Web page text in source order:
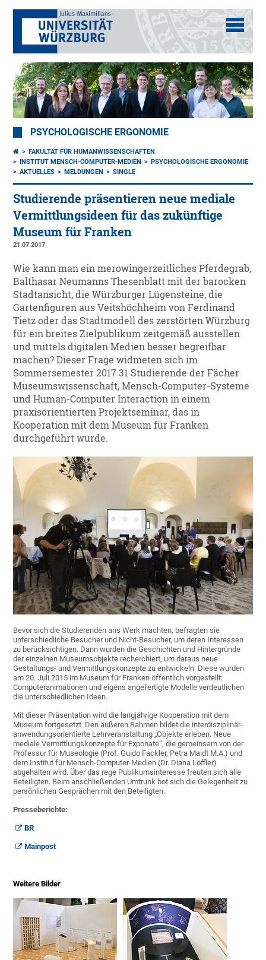
PSYCHOLOGISCHE ERGONOMIE
FAKULTÄT FÜR HUMANWISSENSCHAFTEN
INSTITUT MENSCH-COMPUTER-MEDIEN
PSYCHOLOGISCHE ERGONOMIE
AKTUELLES
MELDUNGEN SINGLE
Studierende präsentieren neue mediale
Vermittlungsideen für das zukünftige
Museum für Franken
21.07.2017
Wie kann man ein merowingerzeitliches Pferdegrab,
Balthasar Neumanns Thesenblatt mit der barocken
Stadtansicht, die Würzburger Lügensteine, die
Gartenfiguren aus Veitshöchheim von Ferdinand
Tietz oder das Stadtmodell des zerstörten Würzburg
für ein breites Zielpublikum zeitgemäß ausstellen
und mittels digitalen Medien besser begreifbar
machen? Dieser Frage widmeten sich im
Sommersemester 2017 31 Studierende der Fächer
Museumswissenschaft, Mensch-Computer-Systeme
und Human-Computer Interaction in einem
praxisorientierten Projektseminar, das in
Kooperation mit dem Museum für Franken
durchgeführt wurde.
Bevor sich die Studierenden ans Werk machten, befragten sie
unterschiedliche Besucher und Nicht-Besucher, um deren Interessen
zu berücksichtigen. Dann wurden die Geschichten und Hintergründe
der einzelnen Museumsobjekte recherchiert, um daraus neue
Gestaltungs- und Vermittlungskonzepte zu entwickeln. Diese wurden
am 20. Juli 2015 im Museum für Franken öffentlich vorgestellt:
Computeranimationen und eigens angefertigte Modelle verdeutlichen
die unterschiedlichen Ideen.
Mit dieser Präsentation wird die langjährige Kooperation mit dem
Museum fortgesetzt. Den äußeren Rahmen bildet die interdisziplinär-
anwendungsorientierte Lehrveranstaltung „Objekte erleben. Neue
mediale Vermittlungskonzepte für Exponate“, die gemeinsam von der
Professur für Museologie (Prof. Guido Fackler, Petra Maidt M.A.) und
dem Institut für Mensch-Computer-Medien (Dr. Diana Löffler)
abgehalten wird. Über das rege Publikumsinteresse freuten sich alle
Beteiligten. Beim anschließenden Umtrunk bot sich die Gelegenheit zu
persönlichen Gesprächen mit den Beteiligten.
Presseberichte:
BR
Mainpost
Weitere Bilder